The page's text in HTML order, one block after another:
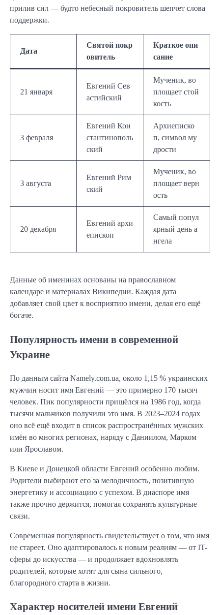
прилив сил — будто небесный покровитель шепчет слова
поддержки.
Дата
Святой покр
овитель
Краткое опи
сание
21 января
Евгений Сев
астийский
Мученик, во
площает стой
кость
3 февраля
Евгений Кон
стантинополь
ский
Архиеписко
п, символ му
дрости
3 августа
Евгений Рим
ский
Мученик, во
площает верн
ость
20 декабря
Евгений архи
епископ
Самый попул
ярный день а
нгела
Данные об именинах основаны на православном
календаре и материалах Википедии. Каждая дата
добавляет свой цвет к восприятию имени, делая его ещё
богаче.
Популярность имени в современной
Украине
По данным сайта Namely.com.ua, около 1,15 % украинских
мужчин носит имя Евгений — это примерно 170 тысяч
человек. Пик популярности пришёлся на 1986 год, когда
тысячи мальчиков получили это имя. В 2023–2024 годах
оно всё ещё входит в список распространённых мужских
имён во многих регионах, наряду с Даниилом, Марком
или Ярославом.
В Киеве и Донецкой области Евгений особенно любим.
Родители выбирают его за мелодичность, позитивную
энергетику и ассоциацию с успехом. В диаспоре имя
также прочно держится, помогая сохранять культурные
связи.
Современная популярность свидетельствует о том, что имя
не стареет. Оно адаптировалось к новым реалиям — от IT-
сферы до искусства — и продолжает вдохновлять
родителей, которые хотят для сына сильного,
благородного старта в жизни.
Характер носителей имени Евгений